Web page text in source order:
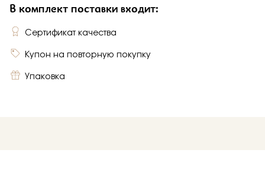
В комплект поставки входит:
Сертификат качества
Купон на повторную покупку
Упаковка